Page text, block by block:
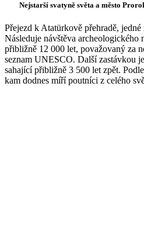
Nejstarší svatyně světa a město
Přejezd k Atatürkově přehradě,
Následuje návštěva
přibližně 12 000 let, považovaný za
seznam UNESCO. Další zastávkou
sahající přibližně 3 500 let zpět.
kam dodnes míří poutníci z celého